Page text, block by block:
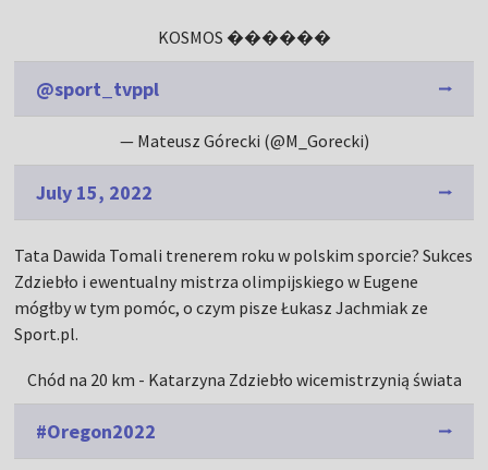
KOSMOS ������
@sport_tvppl
— Mateusz Górecki (@M_Gorecki)
July 15, 2022
Tata Dawida Tomali trenerem roku w polskim sporcie? Sukces
Zdziebło i ewentualny mistrza olimpijskiego w Eugene
mógłby w tym pomóc, o czym pisze Łukasz Jachmiak ze
Sport.pl.
Chód na 20 km - Katarzyna Zdziebło wicemistrzynią świata
#Oregon2022